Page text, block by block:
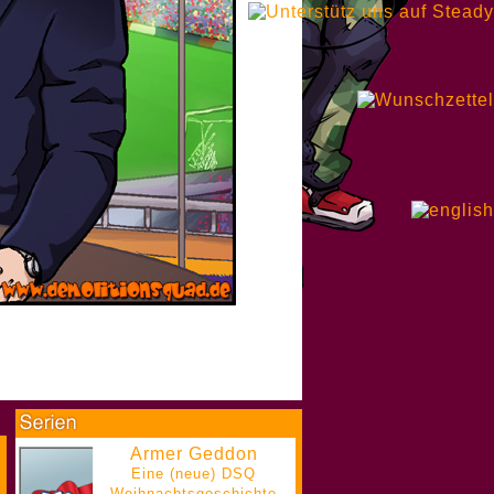
Armer Geddon
Eine (neue) DSQ